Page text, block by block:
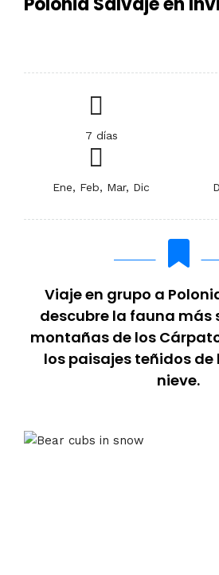
7 días
Ene, Feb, Mar, Dic
Viaje en grupo a
descubre la fauna más
montañas de los
los paisajes teñidos de
nieve.